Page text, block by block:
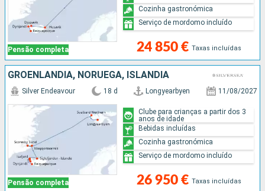
Pensão completa 24 850 € Taxas incluídas
Cozinha gastronómica
Serviço de mordomo incluído
GROENLANDIA, NORUEGA, ISLÂNDIA
Pensão completa
Silver Endeavour 18 d Longyearbyen 11/08/2027
26 950 € Taxas incluídas
Clube para crianças a partir dos 3
anos de idade
Bebidas incluídas
Cozinha gastronómica
Serviço de mordomo incluído